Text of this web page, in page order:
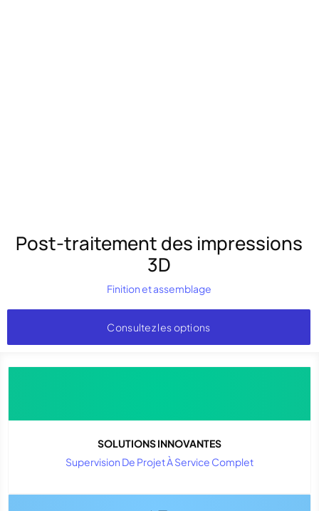
Post-traitement des impressions
3D
Finition et assemblage
Consultez les options
SOLUTIONS INNOVANTES
Supervision De Projet À Service Complet